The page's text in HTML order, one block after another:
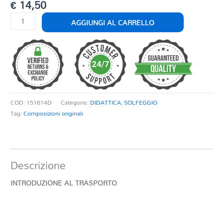
€ 14,50
INTRODUZIONE
AL
TRASPORTO
quantità
AGGIUNGI AL CARRELLO
COD: 151614D Categorie: DIDATTICA,SOLFEGGIO
Tag:Composizioni originali
Descrizione
INTRODUZIONE AL TRASPORTO